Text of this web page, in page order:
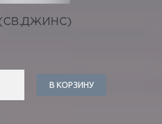
В КОРЗИНУ